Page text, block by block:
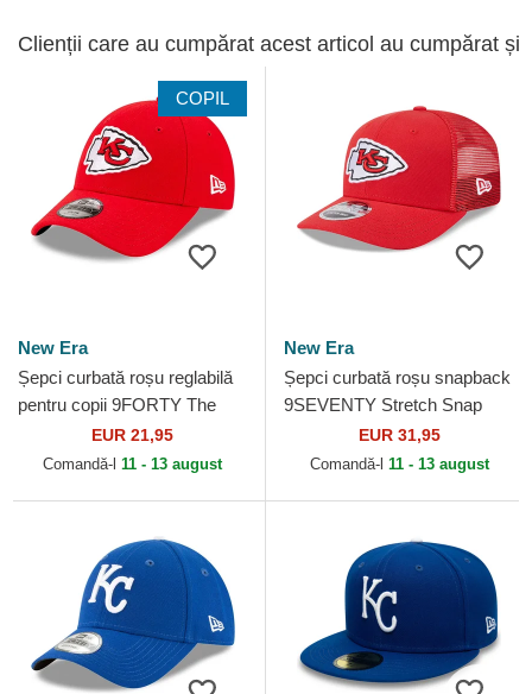
Clienții care au cumpărat acest articol au cumpărat și
COPIL
New Era
Șepci curbată roșu reglabilă
pentru copii 9FORTY The
League de Kansas City
Chiefs NFL de New Era
EUR 21,95
Comandă-l 11 - 13 august
New Era
Șepci curbată roșu snapback
9SEVENTY Stretch Snap
Evergreen de Kansas City
Chiefs NFL de New Era
EUR 31,95
Comandă-l 11 - 13 august